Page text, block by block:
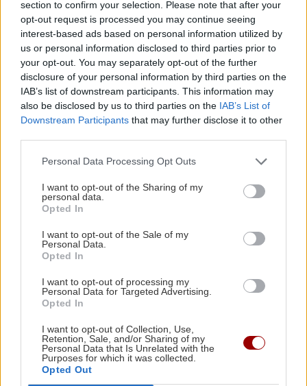
section to confirm your selection. Please note that after your
opt-out request is processed you may continue seeing
interest-based ads based on personal information utilized by
us or personal information disclosed to third parties prior to
your opt-out. You may separately opt-out of the further
disclosure of your personal information by third parties on the
IAB’s list of downstream participants. This information may
also be disclosed by us to third parties on the IAB’s List of
Downstream Participants that may further disclose it to other
Personal Data Processing Opt Outs
I want to opt-out of the Sharing of my
personal data.
Opted In
I want to opt-out of the Sale of my
Personal Data.
Opted In
I want to opt-out of processing my
Personal Data for Targeted Advertising.
Opted In
I want to opt-out of Collection, Use,
Retention, Sale, and/or Sharing of my
Personal Data that Is Unrelated with the
Purposes for which it was collected.
Opted Out
22:32
ΕΠΙΣΤΗΜΗ
Έφτιαξε ηλιακό γιοτ με $20.000 και διένυσε
3.000 ναυτικά μίλια χωρίς στάλα καυσίμου!
22:21
ΣΠΙΤΙ
Κατσαρίδα στο σπίτι - Πότε πρέπει να
ανησυχήσουμε
22:11
ΚΟΣΜΟΣ
μεταναστών και ναρκωτικών στη Μεσόγειο –
Πάνω από 24 εκατ. ευρώ κέρδη
ΥΓΕΙΑ
για καλύτερο έλεγχο του σακχάρου
ΥΓΕΙΑ
Πλύσιμο των ποδιών με αλάτι και ελαιόλαδο:
Γιατί ειδικοί το συνιστούν και σε τι χρησιμεύει
Όλες οι ειδήσεις
ΠΕΡΙΣΣΟΤΕΡΑ
Πώς θα καταλάβεις ότι ένας
άνθρωπος δεν μπήκε τυχαία στη ζωή
σου
ΣΧΕΣΕΙΣ ΚΑΙ SEX